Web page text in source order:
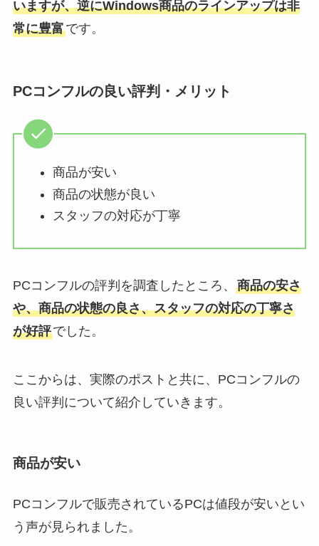
いますが、逆にWindows商品のラインアップは非
常に豊富です。
PCコンフルの良い評判・メリット
商品が安い
商品の状態が良い
スタッフの対応が丁寧
PCコンフルの評判を調査したところ、 商品の安さ
や、商品の状態の良さ、スタッフの対応の丁寧さ
が好評でした。
ここからは、実際のポストと共に、PCコンフルの
良い評判について紹介していきます。
商品が安い
PCコンフルで販売されているPCは値段が安いとい
う声が見られました。